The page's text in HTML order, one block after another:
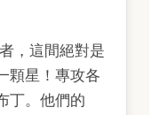
，這間絕對是
顆星！專攻各
丁。他們的